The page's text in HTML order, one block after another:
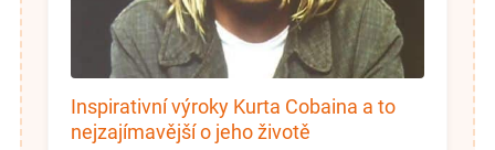
Inspirativní výroky Kurta Cobaina a to
nejzajímavější o jeho životě